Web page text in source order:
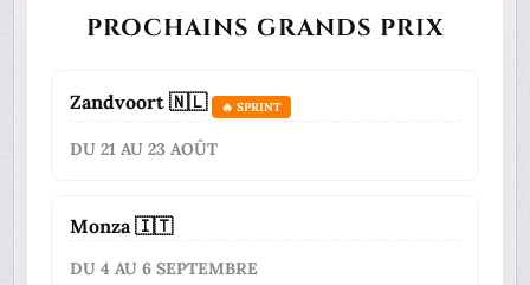
PROCHAINS GRANDS PRIX
Zandvoort 🇳🇱 🔥 SPRINT
DU 21 AU 23 AOÛT
Monza 🇮🇹
DU 4 AU 6 SEPTEMBRE